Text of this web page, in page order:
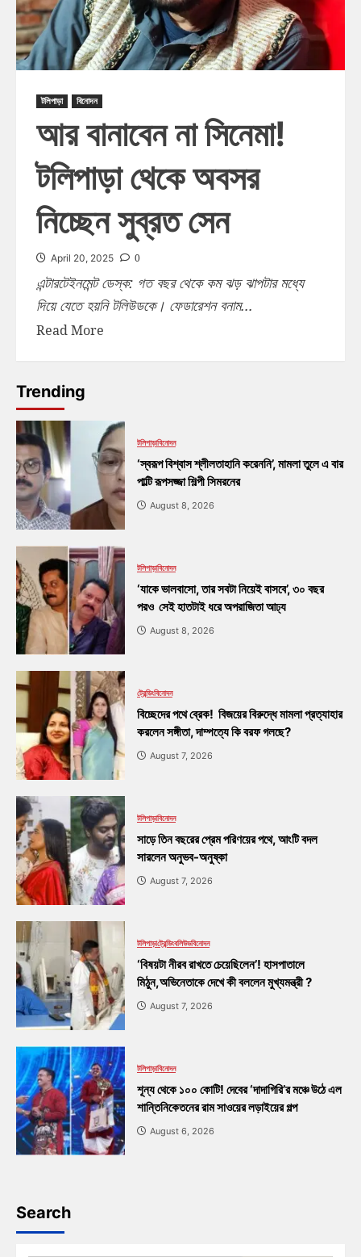
টলিপাড়া বিনোদন
আর বানাবেন না সিনেমা!
টলিপাড়া থেকে অবসর
নিচ্ছেন সুব্রত সেন
April 20, 2025 0
এন্টারটেইনমেন্ট ডেস্ক: গত বছর থেকে কম ঝড় ঝাপটার মধ্যে
দিয়ে যেতে হয়নি টলিউডকে। ফেডারেশন বনাম...
Read More
Trending
টলিপাড়াবিনোদন
‘স্বরূপ বিশ্বাস শ্লীলতাহানি করেননি’, মামলা তুলে এ বার
পাল্টি রূপসজ্জা শিল্পী সিমরনের
August 8, 2026
টলিপাড়াবিনোদন
‘যাকে ভালবাসো, তার সবটা নিয়েই বাসবে’, ৩০ বছর
পরও সেই হাতটাই ধরে অপরাজিতা আঢ্য
August 8, 2026
ট্রেন্ডিংবিনোদন
বিচ্ছেদের পথে ব্রেক! বিজয়ের বিরুদ্ধে মামলা প্রত্যাহার
করলেন সঙ্গীতা, দাম্পত্যে কি বরফ গলছে?
August 7, 2026
টলিপাড়াবিনোদন
সাড়ে তিন বছরের প্রেম পরিণয়ের পথে, আংটি বদল
সারলেন অনুভব-অনুষ্কা
August 7, 2026
টলিপাড়াট্রেন্ডিংবলিউডবিনোদন
‘বিষয়টা নীরব রাখতে চেয়েছিলেন’! হাসপাতালে
মিঠুন,অভিনেতাকে দেখে কী বললেন মুখ্যমন্ত্রী ?
August 7, 2026
টলিপাড়াবিনোদন
শূন্য থেকে ১০০ কোটি! দেবের ‘দাদাগিরি’র মঞ্চে উঠে এল
শান্তিনিকেতনের রাম সাওয়ের লড়াইয়ের গল্প
August 6, 2026
Search